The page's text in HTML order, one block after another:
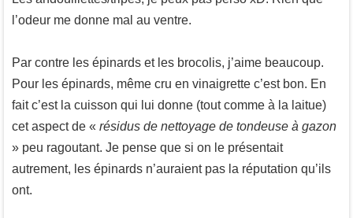
l’odeur me donne mal au ventre.
Par contre les épinards et les brocolis, j’aime beaucoup.
Pour les épinards, même cru en vinaigrette c’est bon. En
fait c’est la cuisson qui lui donne (tout comme à la laitue)
cet aspect de « résidus de nettoyage de tondeuse à gazon
» peu ragoutant. Je pense que si on le présentait
autrement, les épinards n’auraient pas la réputation qu’ils
ont.